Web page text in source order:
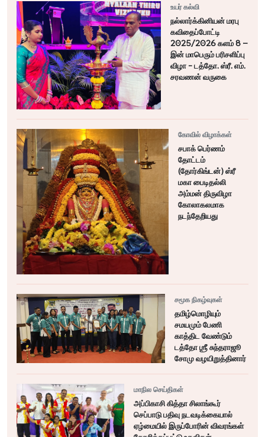
உயர் கல்வி
நல்லார்க்கினியன் மரபு
கவிதைப்போட்டி
2025/2026 களம் 8 –
இன் மாபெரும் பரிசளிப்பு
விழா - டத்தோ. ஸ்ரீ. எம்.
சரவணன் வருகை
கோவில் விழாக்கள்
சபாக் பெர்ணம்
தோட்டம்
(தோர்கிங்டன்) ஸ்ரீ
மகா பைடிதல்லி
அம்மன் திருவிழா
கோலாகலமாக
நடந்தேறியது
சமூக நிகழ்வுகள்
தமிழ்மொழியும்
சமயமும் பேணி
காத்திட வேண்டும்
டத்தோ ஶ்ரீ சுந்தராஜூ
சோமு வழயிறுத்தினார்
மாநில செய்திகள்
அப்பிகாசி கித்தா சிலாங்கூர்
செப்பாடு பதிவு நடவடிக்கையால்
ஏழ்மையில் இருப்போரின் விவரங்கள்